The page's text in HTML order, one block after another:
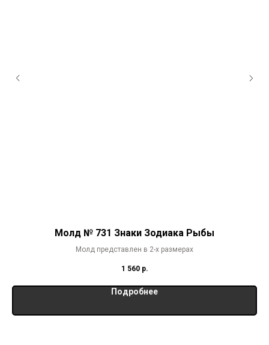
Молд № 731 Знаки Зодиака Рыбы
Молд представлен в 2-х размерах
1 560 р.
Подробнее